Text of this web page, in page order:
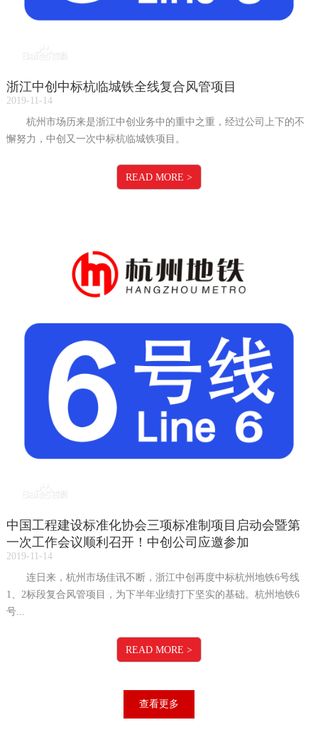
浙江中创中标杭临城铁全线复合风管项目
2019-11-14
杭州市场历来是浙江中创业务中的重中之重，经过公司上下的不
懈努力，中创又一次中标杭临城铁项目。
READ MORE >
中国工程建设标准化协会三项标准制项目启动会暨第
一次工作会议顺利召开！中创公司应邀参加
2019-11-14
连日来，杭州市场佳讯不断，浙江中创再度中标杭州地铁6号线
1、2标段复合风管项目，为下半年业绩打下坚实的基础。杭州地铁6
号...
READ MORE >
查看更多